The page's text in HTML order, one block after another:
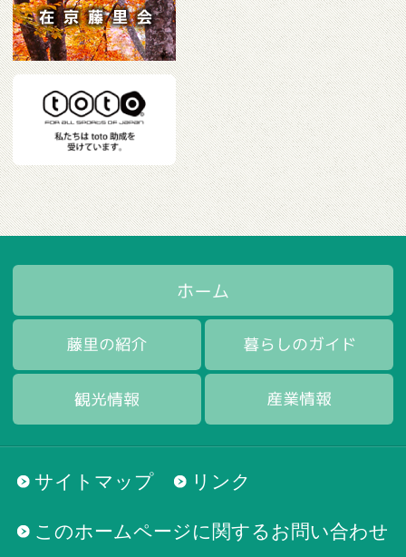
サイトマップ リンク
このホームページに関するお問い合わせ